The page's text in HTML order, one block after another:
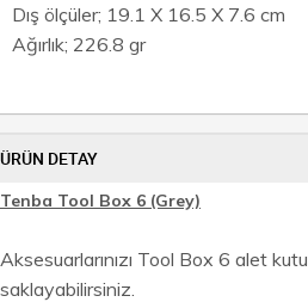
Dış ölçüler; 19.1 X 16.5 X 7.6 cm
Ağırlık; 226.8 gr
ÜRÜN DETAY
Tenba Tool Box 6 (Grey)
Aksesuarlarınızı Tool Box 6 alet
saklayabilirsiniz.